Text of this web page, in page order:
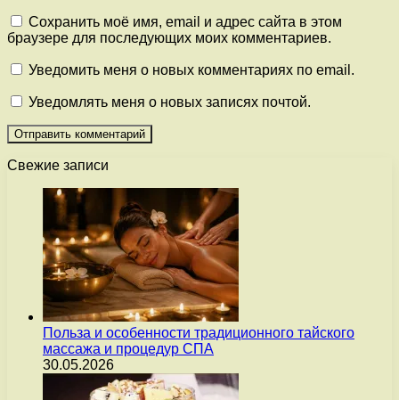
Сохранить моё имя, email и адрес сайта в этом
браузере для последующих моих комментариев.
Уведомить меня о новых комментариях по email.
Уведомлять меня о новых записях почтой.
Свежие записи
Польза и особенности традиционного тайского
массажа и процедур СПА
30.05.2026